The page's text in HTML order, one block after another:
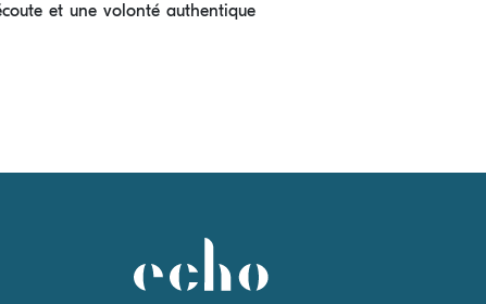
et une volonté authentique